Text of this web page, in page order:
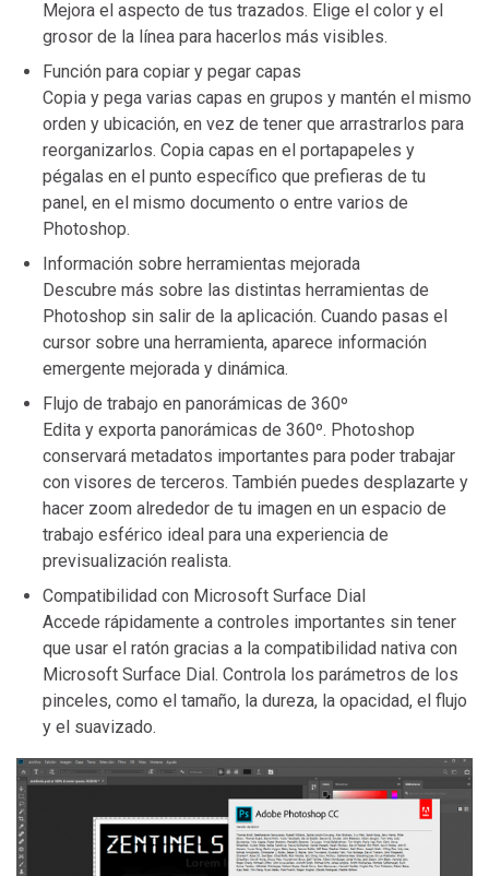
Mejora el aspecto de tus trazados. Elige el color y el
grosor de la línea para hacerlos más visibles.
Función para copiar y pegar capas
Copia y pega varias capas en grupos y mantén el mismo
orden y ubicación, en vez de tener que arrastrarlos para
reorganizarlos. Copia capas en el portapapeles y
pégalas en el punto específico que prefieras de tu
panel, en el mismo documento o entre varios de
Photoshop.
Información sobre herramientas mejorada
Descubre más sobre las distintas herramientas de
Photoshop sin salir de la aplicación. Cuando pasas el
cursor sobre una herramienta, aparece información
emergente mejorada y dinámica.
Flujo de trabajo en panorámicas de 360º
Edita y exporta panorámicas de 360º. Photoshop
conservará metadatos importantes para poder trabajar
con visores de terceros. También puedes desplazarte y
hacer zoom alrededor de tu imagen en un espacio de
trabajo esférico ideal para una experiencia de
previsualización realista.
Compatibilidad con Microsoft Surface Dial
Accede rápidamente a controles importantes sin tener
que usar el ratón gracias a la compatibilidad nativa con
Microsoft Surface Dial. Controla los parámetros de los
pinceles, como el tamaño, la dureza, la opacidad, el flujo
y el suavizado.